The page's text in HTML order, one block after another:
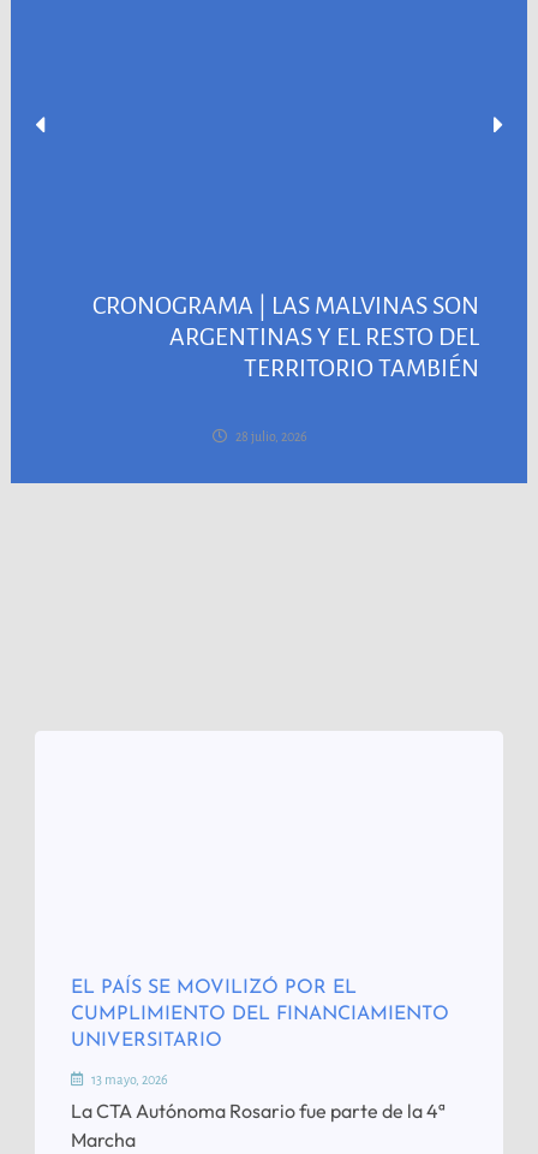
CRONOGRAMA | LAS MALVINAS SON
ARGENTINAS Y EL RESTO DEL
TERRITORIO TAMBIÉN
28 julio, 2026
EL PAÍS SE MOVILIZÓ POR EL
CUMPLIMIENTO DEL FINANCIAMIENTO
UNIVERSITARIO
13 mayo, 2026
La CTA Autónoma Rosario fue parte de la 4ª
Marcha